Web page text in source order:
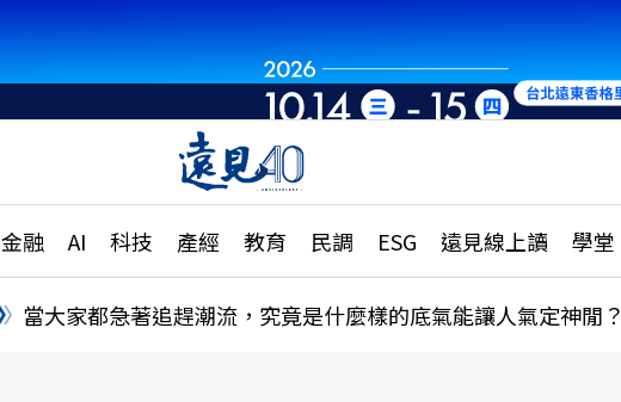
金融 AI 科技 產經 教育 民調 ESG 遠見線上讀 學堂
國際
特輯
大學升學、職涯攻略
縣市施政調查全解析
民調
更多訂閱方案
當大家都急著追趕潮流，究竟是什麼樣的底氣能讓人氣定神閒？